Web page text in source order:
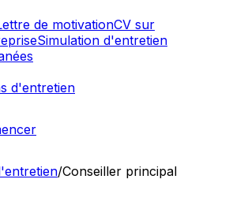
de motivationCV sur
Simulation d'entretien
d'entretien
/Conseiller principal